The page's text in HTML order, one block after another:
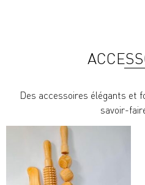
Des accessoires élégants et
savoir-